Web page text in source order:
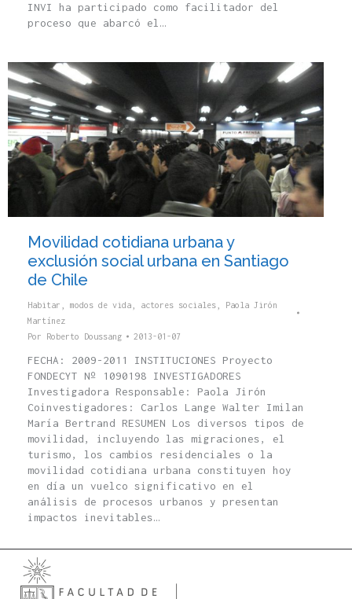
INVI ha participado como facilitador del
proceso que abarcó el…
Movilidad cotidiana urbana y
exclusión social urbana en Santiago
de Chile
Habitar, modos de vida, actores sociales
Paola Jirón
Martínez
Por Roberto Doussang 2013-01-07
FECHA: 2009-2011 INSTITUCIONES Proyecto
FONDECYT Nº 1090198 INVESTIGADORES
Investigadora Responsable: Paola Jirón
Coinvestigadores: Carlos Lange Walter Imilan
María Bertrand RESUMEN Los diversos tipos de
movilidad, incluyendo las migraciones, el
turismo, los cambios residenciales o la
movilidad cotidiana urbana constituyen hoy
en día un vuelco significativo en el
análisis de procesos urbanos y presentan
impactos inevitables…